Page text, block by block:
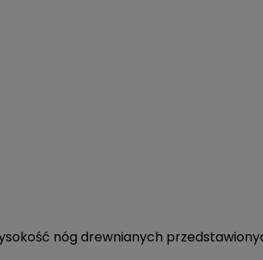
nóg drewnianych